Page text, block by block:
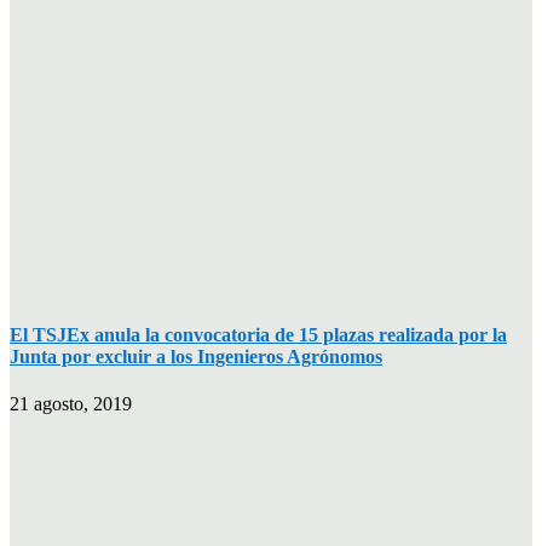
El TSJEx anula la convocatoria de 15 plazas realizada por la
Junta por excluir a los Ingenieros Agrónomos
21 agosto, 2019